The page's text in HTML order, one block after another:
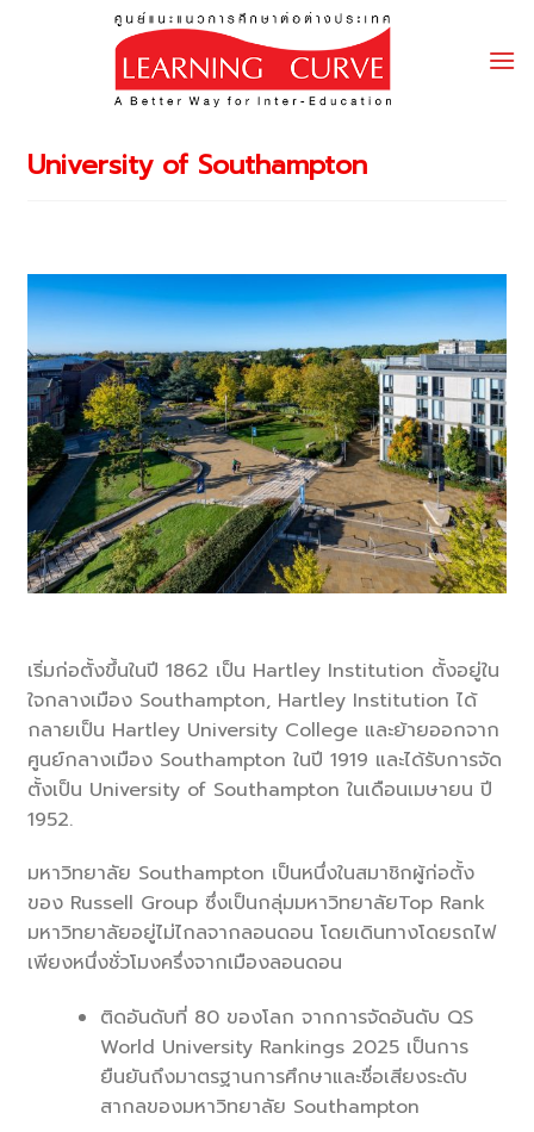
University of Southampton
เริ่มก่อตั้งขึ้นในปี 1862 เป็น Hartley Institution ตั้งอยู่ใน
ใจกลางเมือง Southampton, Hartley Institution ได้
กลายเป็น Hartley University College และย้ายออกจาก
ศูนย์กลางเมือง Southampton ในปี 1919 และได้รับการจัด
ตั้งเป็น University of Southampton ในเดือนเมษายน ปี
1952.
มหาวิทยาลัย Southampton เป็นหนึ่งในสมาชิกผู้ก่อตั้ง
ของ Russell Group ซึ่งเป็นกลุ่มมหาวิทยาลัยTop Rank
มหาวิทยาลัยอยู่ไม่ไกลจากลอนดอน โดยเดินทางโดยรถไฟ
เพียงหนึ่งชั่วโมงครึ่งจากเมืองลอนดอน
ติดอันดับที่ 80 ของโลก จากการจัดอันดับ QS
World University Rankings 2025 เป็นการ
ยืนยันถึงมาตรฐานการศึกษาและชื่อเสียงระดับ
สากลของมหาวิทยาลัย Southampton